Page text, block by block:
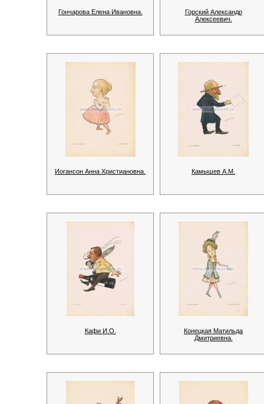
Гончарова Елена Ивановна.
Горский Александр
Алексеевич.
Иогансон Анна Христиановна. Камышев А.М.
Кафи И.О.
Конецкая Матильда
Дмитриевна.